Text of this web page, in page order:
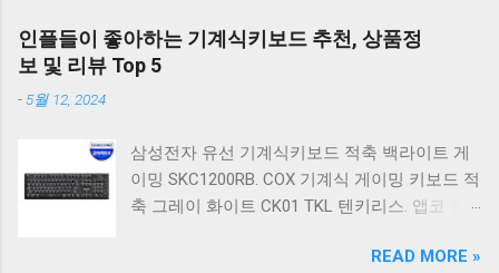
인플들이 좋아하는 기계식키보드 추천, 상품정
보 및 리뷰 Top 5
- 5월 12, 2024
삼성전자 유선 기계식키보드 적축 백라이트 게
이밍 SKC1200RB. COX 기계식 게이밍 키보드 적
축 그레이 화이트 CK01 TKL 텐키리스. 앱코 축
랙 K560 일반형. 앱코 K517 레트로 기계식 게이
READ MORE »